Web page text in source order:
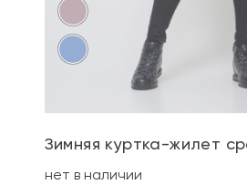
Зимняя куртка-жилет
нет в наличии